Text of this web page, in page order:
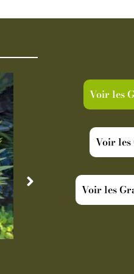
Voir les
Voir les
Voir les